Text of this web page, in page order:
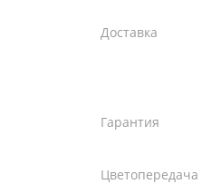
Доставка
Гарантия
Цветопередача